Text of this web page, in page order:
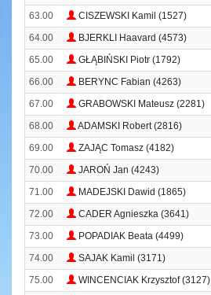
63.00 CISZEWSKI Kamil (1527)
64.00 BJERKLI Haavard (4573)
65.00 GŁĄBIŃSKI Piotr (1792)
66.00 BERYNC Fabian (4263)
67.00 GRABOWSKI Mateusz (2281)
68.00 ADAMSKI Robert (2816)
69.00 ZAJĄC Tomasz (4182)
70.00 JAROŃ Jan (4243)
71.00 MADEJSKI Dawid (1865)
72.00 CADER Agnieszka (3641)
73.00 POPADIAK Beata (4499)
74.00 SAJAK Kamil (3171)
75.00 WINCENCIAK Krzysztof (3127)